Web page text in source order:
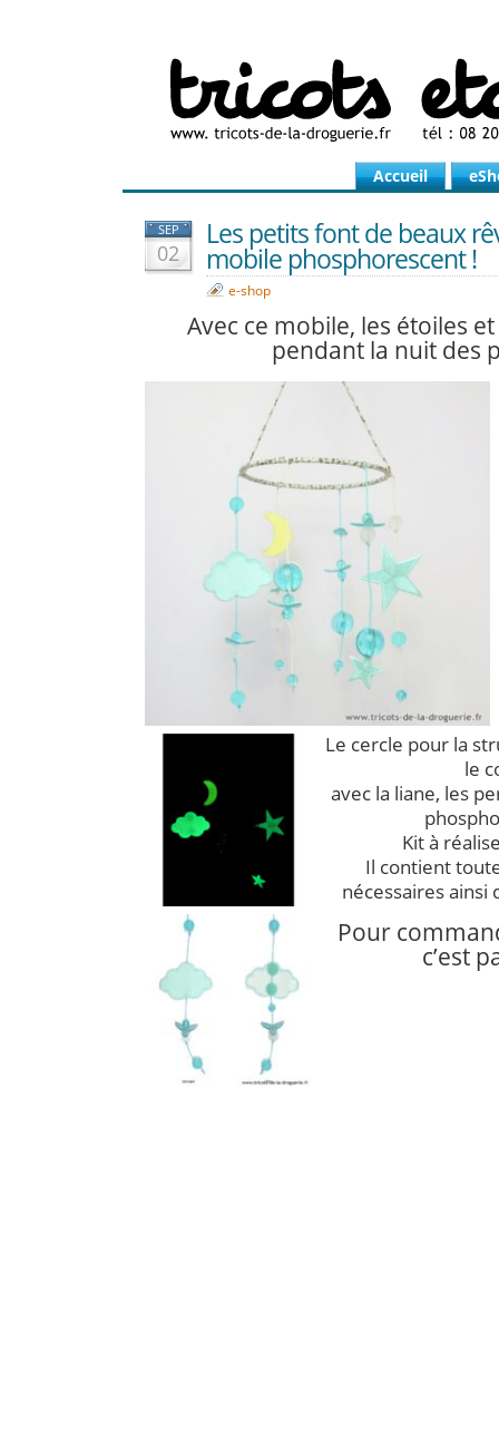
Accueil
SEP
02
Les petits font de beaux
mobile phosphorescent !
e-shop
Avec ce mobile, les étoiles
pendant la nuit des
Le cercle pour la
le
avec la liane, les
Kit à
Il contient
nécessaires ainsi
Pour
c’est